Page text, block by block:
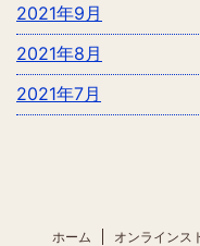
2021年9月
2021年8月
2021年7月
ホーム オンラインス